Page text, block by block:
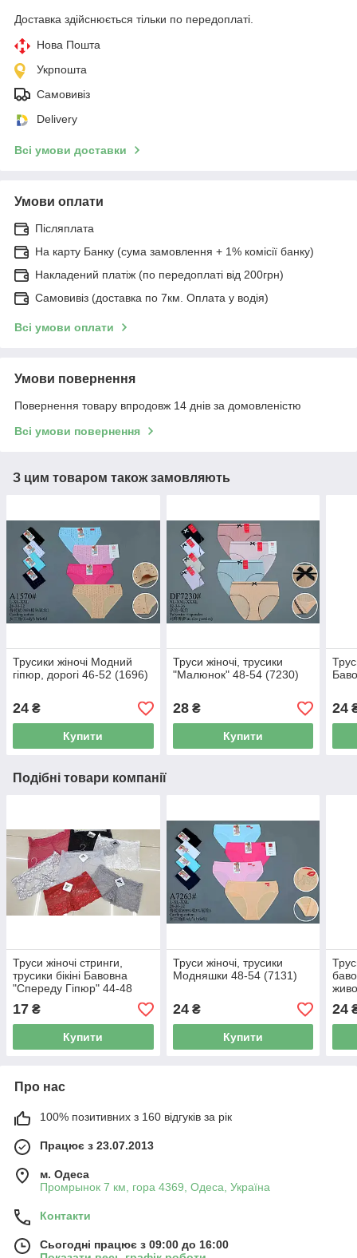
Доставка здійснюється тільки по передоплаті.
Нова Пошта
Укрпошта
Самовивіз
Delivery
Всі умови доставки
Умови оплати
Післяплата
На карту Банку (сума замовлення + 1% комісії банку)
Накладений платіж (по передоплаті від 200грн)
Самовивіз (доставка по 7км. Оплата у водія)
Всі умови оплати
Умови повернення
Повернення товару впродовж 14 днів за домовленістю
Всі умови повернення
З цим товаром також замовляють
Трусики жіночі Модний
гіпюр, дорогі 46-52 (1696)
24 ₴
Купити
Труси жіночі, трусики
"Малюнок" 48-54 (7230)
28₴
Купити
24
Подібні товари компанії
Труси жіночі стринги,
трусики бікіні Бавовна
"Спереду Гіпюр" 44-48
17 ₴
Купити
Труси жіночі, трусики
Модняшки 48-54 (7131)
24₴
Купити
24
Про нас
100% позитивних з 160 відгуків за рік
Працює з 23.07.2013
м. Одеса
Промрынок 7 км, гора 4369, Одеса, Україна
Контакти
Сьогодні працює з 09:00 до 16:00